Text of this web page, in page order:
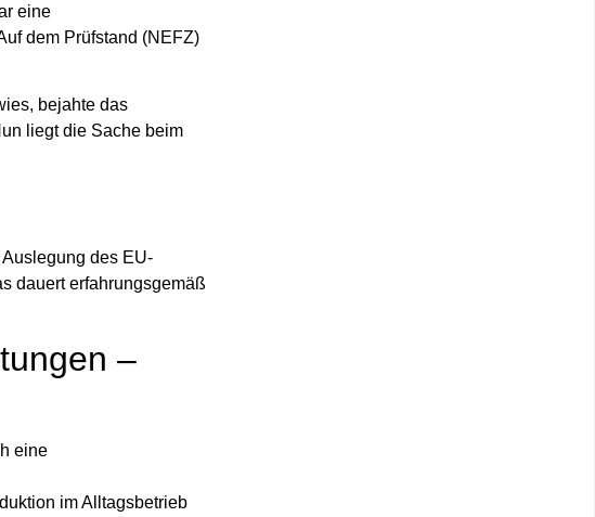
eine
dem Prüfstand (NEFZ)
bejahte das
liegt die Sache beim
des EU-
dauert erfahrungsgemäß
–
eine
im Alltagsbetrieb